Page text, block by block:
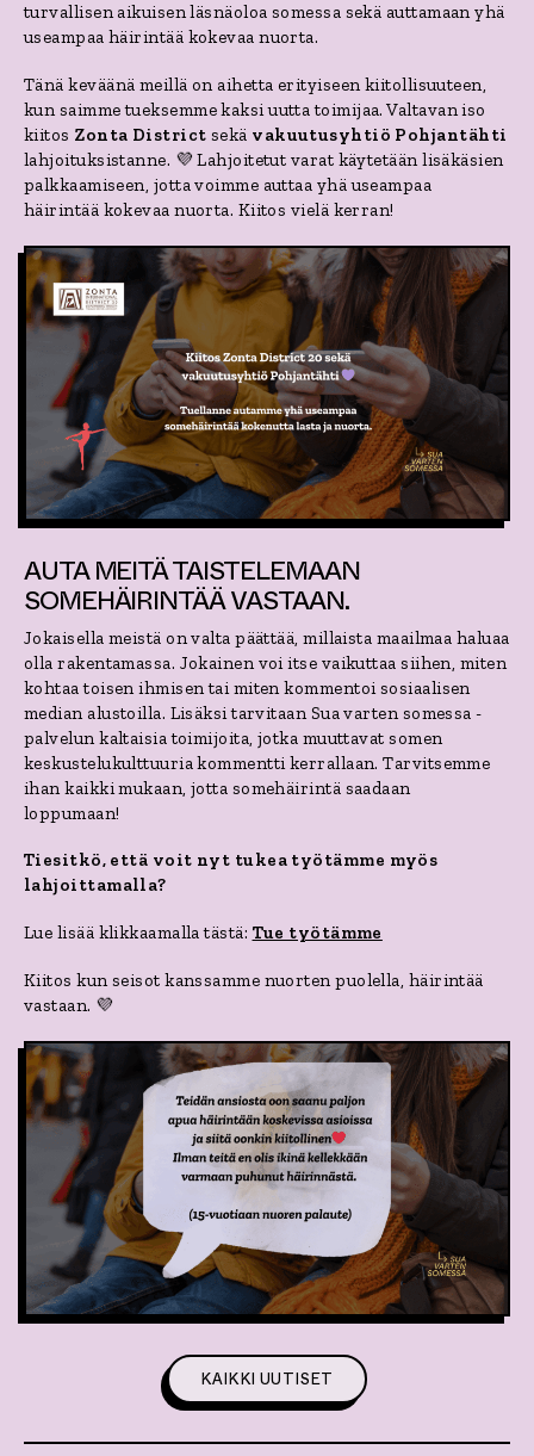
turvallisen aikuisen läsnäoloa somessa sekä auttamaan yhä
useampaa häirintää kokevaa nuorta.
Tänä keväänä meillä on aihetta erityiseen kiitollisuuteen,
kun saimme tueksemme kaksi uutta toimijaa. Valtavan iso
kiitos Zonta District sekä vakuutusyhtiö Pohjantähti
lahjoituksistanne. 💜 Lahjoitetut varat käytetään lisäkäsien
palkkaamiseen, jotta voimme auttaa yhä useampaa
häirintää kokevaa nuorta. Kiitos vielä kerran!
AUTA MEITÄ TAISTELEMAAN
SOMEHÄIRINTÄÄ VASTAAN.
Jokaisella meistä on valta päättää, millaista maailmaa haluaa
olla rakentamassa. Jokainen voi itse vaikuttaa siihen, miten
kohtaa toisen ihmisen tai miten kommentoi sosiaalisen
median alustoilla. Lisäksi tarvitaan Sua varten somessa -
palvelun kaltaisia toimijoita, jotka muuttavat somen
keskustelukulttuuria kommentti kerrallaan. Tarvitsemme
ihan kaikki mukaan, jotta somehäirintä saadaan
loppumaan!
Tiesitkö, että voit nyt tukea työtämme myös
lahjoittamalla?
Lue lisää klikkaamalla tästä: Tue työtämme
Kiitos kun seisot kanssamme nuorten puolella, häirintää
vastaan. 💜
KAIKKI UUTISET